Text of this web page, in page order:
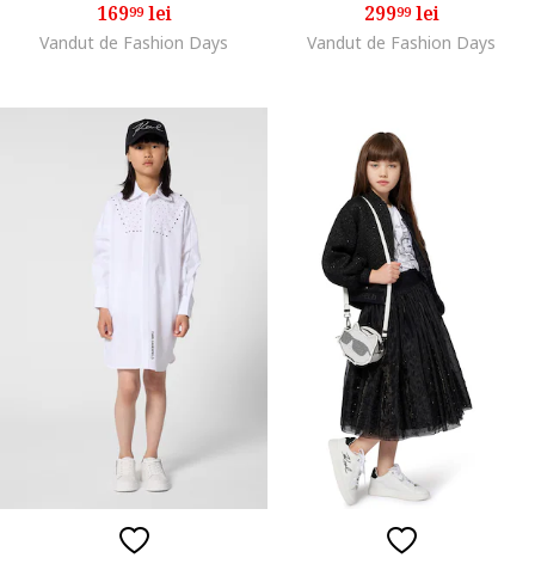
16999lei
Vandut de Fashion Days
29999lei
Vandut de Fashion Days